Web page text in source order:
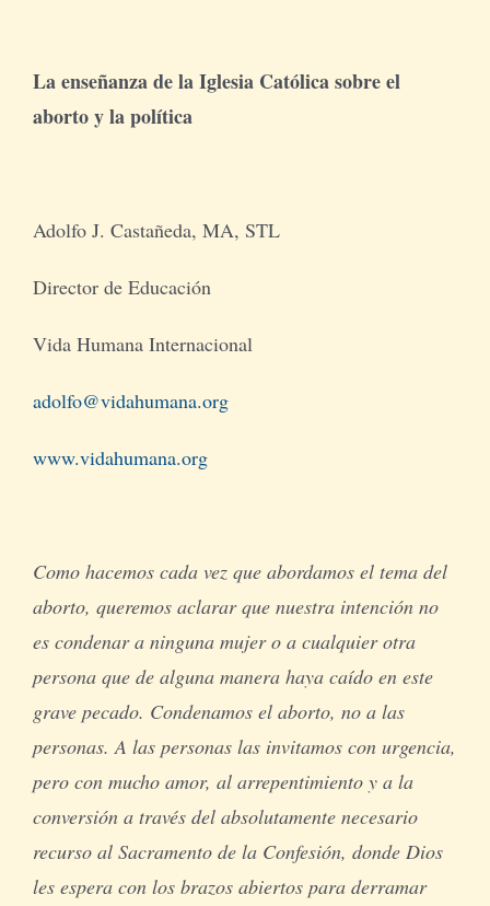
Cómo Donar
La enseñanza de la Iglesia Católica sobre el
aborto y la política
Adolfo J. Castañeda, MA, STL
Director de Educación
Vida Humana Internacional
adolfo@vidahumana.org
www.vidahumana.org
Como hacemos cada vez que abordamos el tema del
aborto, queremos aclarar que nuestra intención no
es condenar a ninguna mujer o a cualquier otra
persona que de alguna manera haya caído en este
grave pecado. Condenamos el aborto, no a las
personas. A las personas las invitamos con urgencia,
pero con mucho amor, al arrepentimiento y a la
conversión a través del absolutamente necesario
recurso al Sacramento de la Confesión, donde Dios
les espera con los brazos abiertos para derramar